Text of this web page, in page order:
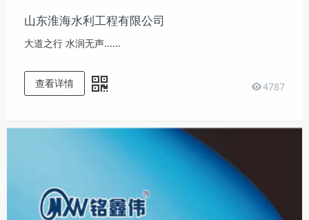
山东淮海水利工程有限公司
大道之行 水润无声......
4787
查看详情